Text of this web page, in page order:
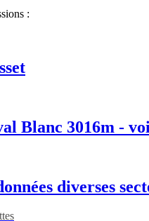
:
Blanc 3016m -
diverses